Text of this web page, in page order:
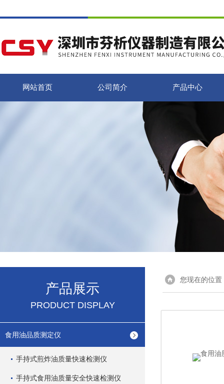
网站首页 公司简介 产品中心
产品展示
PRODUCT DISPLAY
食用油品质测定仪
手持式煎炸油质量快速检测仪
手持式食用油质量安全快速检测仪
您现在的位置